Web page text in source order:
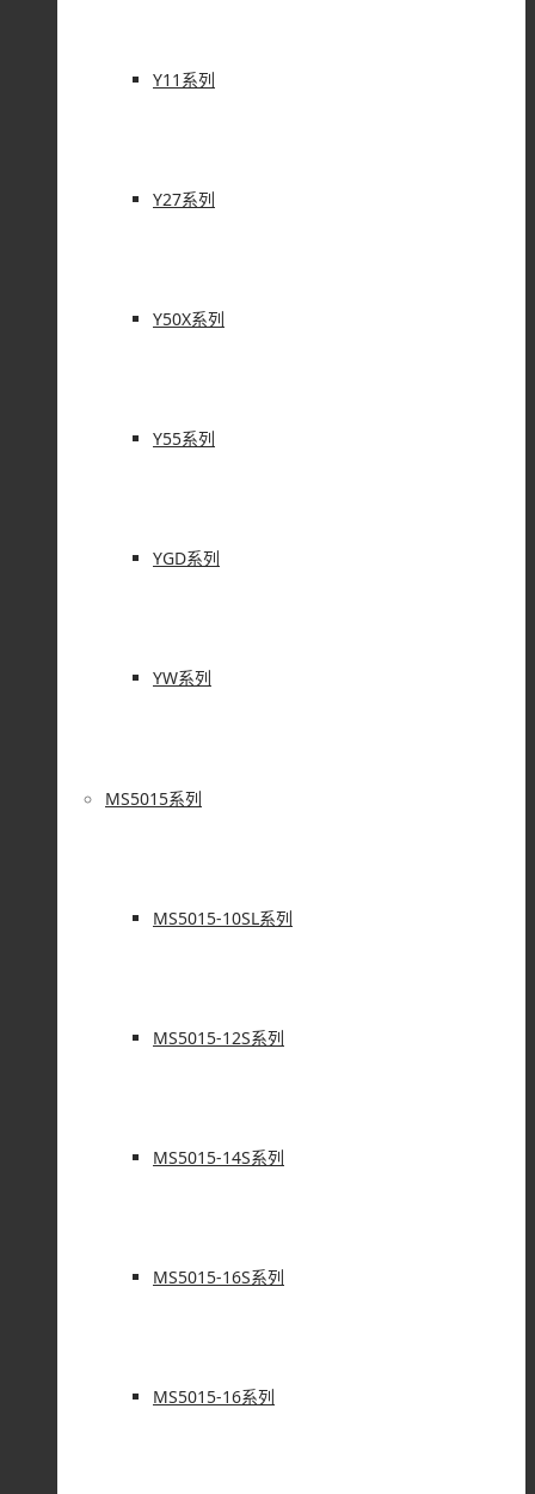
Y11系列
Y27系列
Y50X系列
Y55系列
YGD系列
YW系列
MS5015系列
MS5015-10SL系列
MS5015-12S系列
MS5015-14S系列
MS5015-16S系列
MS5015-16系列